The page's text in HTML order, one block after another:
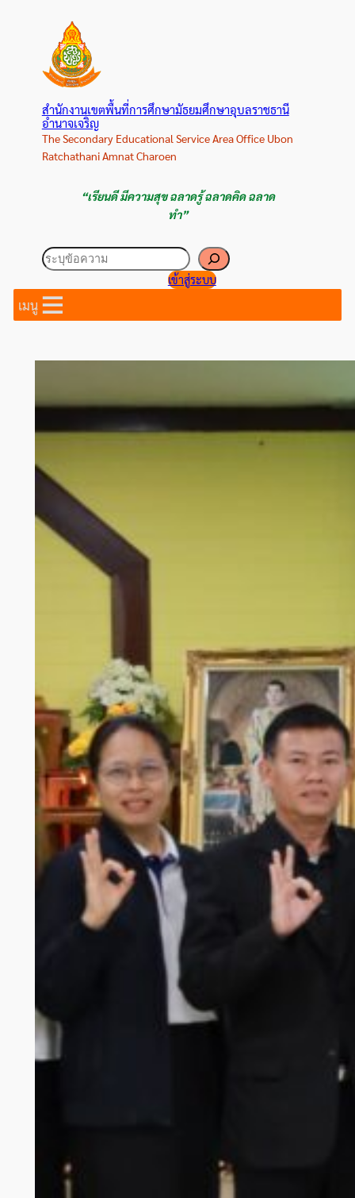
สำนักงานเขตพื้นที่การศึกษามัธยมศึกษาอุบลราชธานี
อำนาจเจริญ
The Secondary Educational Service Area Office Ubon
Ratchathani Amnat Charoen
“เรียนดี มีความสุข ฉลาดรู้ ฉลาดคิด ฉลาด
ทำ”
ค้นหา
เข้าสู่ระบบ
เมนู